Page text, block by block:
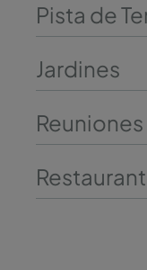
Pista de
Jardines